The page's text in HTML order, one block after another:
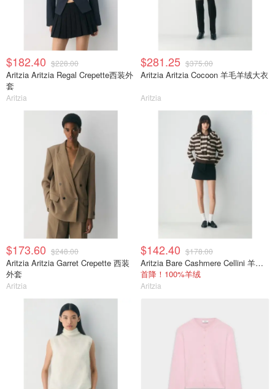
$182.40 $228.00
Aritzia Aritzia Regal Crepette西装外
套
Aritzia
$281.25 $375.00
Aritzia Aritzia Cocoon 羊毛羊绒大衣
Aritzia
$173.60 $248.00
Aritzia Aritzia Garret Crepette 西装
外套
Aritzia
$142.40 $178.00
Aritzia Bare Cashmere Cellini 羊绒卫衣
首降！100%羊绒
Aritzia